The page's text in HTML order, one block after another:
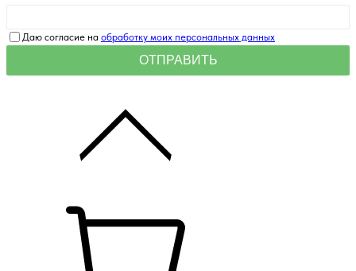
Даю согласие на обработку моих персональных данных